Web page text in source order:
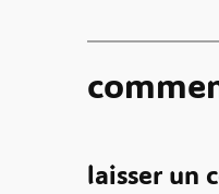
laisser un